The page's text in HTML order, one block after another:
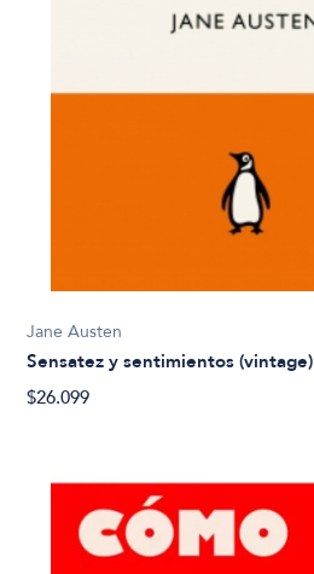
Jane Austen
Sensatez y sentimientos (vintage)
$26.099